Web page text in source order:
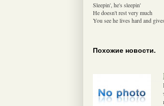
Sleepin', he's sleepin'
He doesn't rest very much
You see he lives hard and
Похожие новости.